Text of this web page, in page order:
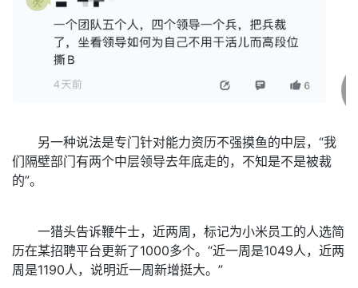
另一种说法是专门针对能力资历不强摸鱼的中层，“我
们隔壁部门有两个中层领导去年底走的，不知是不是被裁
的”。
一猎头告诉鞭牛士，近两周，标记为小米员工的人选简
历在某招聘平台更新了1000多个。“近一周是1049人，近两
周是1190人，说明近一周新增挺大。”